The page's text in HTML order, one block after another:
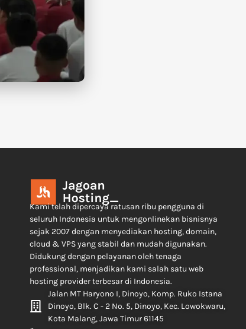
Kami telah dipercaya ratusan ribu pengguna di
seluruh Indonesia untuk mengonlinekan bisnisnya
sejak 2007 dengan menyediakan hosting, domain,
cloud & VPS yang stabil dan mudah digunakan.
Didukung dengan pelayanan oleh tenaga
professional, menjadikan kami salah satu web
hosting provider terbesar di Indonesia.
Jalan MT Haryono I, Dinoyo, Komp. Ruko Istana
Dinoyo, Blk. C - 2 No. 5, Dinoyo, Kec. Lowokwaru,
Kota Malang, Jawa Timur 61145